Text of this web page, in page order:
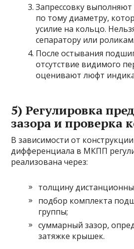
Запрессовку
по тому диаметру,
усилие на кольцо.
сепаратору или роликам.
После остывания
отсутствие видимого
оценивают люфт
5) Регулировка
зазора и проверка
В зависимости от конструкции
дифференциала в МКПП
реализована через:
толщину
подбор комплекта
группы;
суммарный зазор,
затяжке крышек.